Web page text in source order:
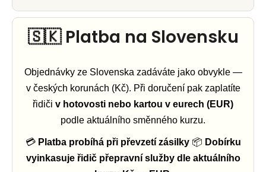
🇸🇰 Platba na Slovensku
Objednávky ze Slovenska zadáváte jako obvykle —
v českých korunách (Kč). Při doručení pak zaplatíte
řidiči v hotovosti nebo kartou v eurech (EUR)
podle aktuálního směnného kurzu.
💳 Platba probíhá při převzetí zásilky📦 Dobírku
vyinkasuje řidič přepravní služby dle aktuálního